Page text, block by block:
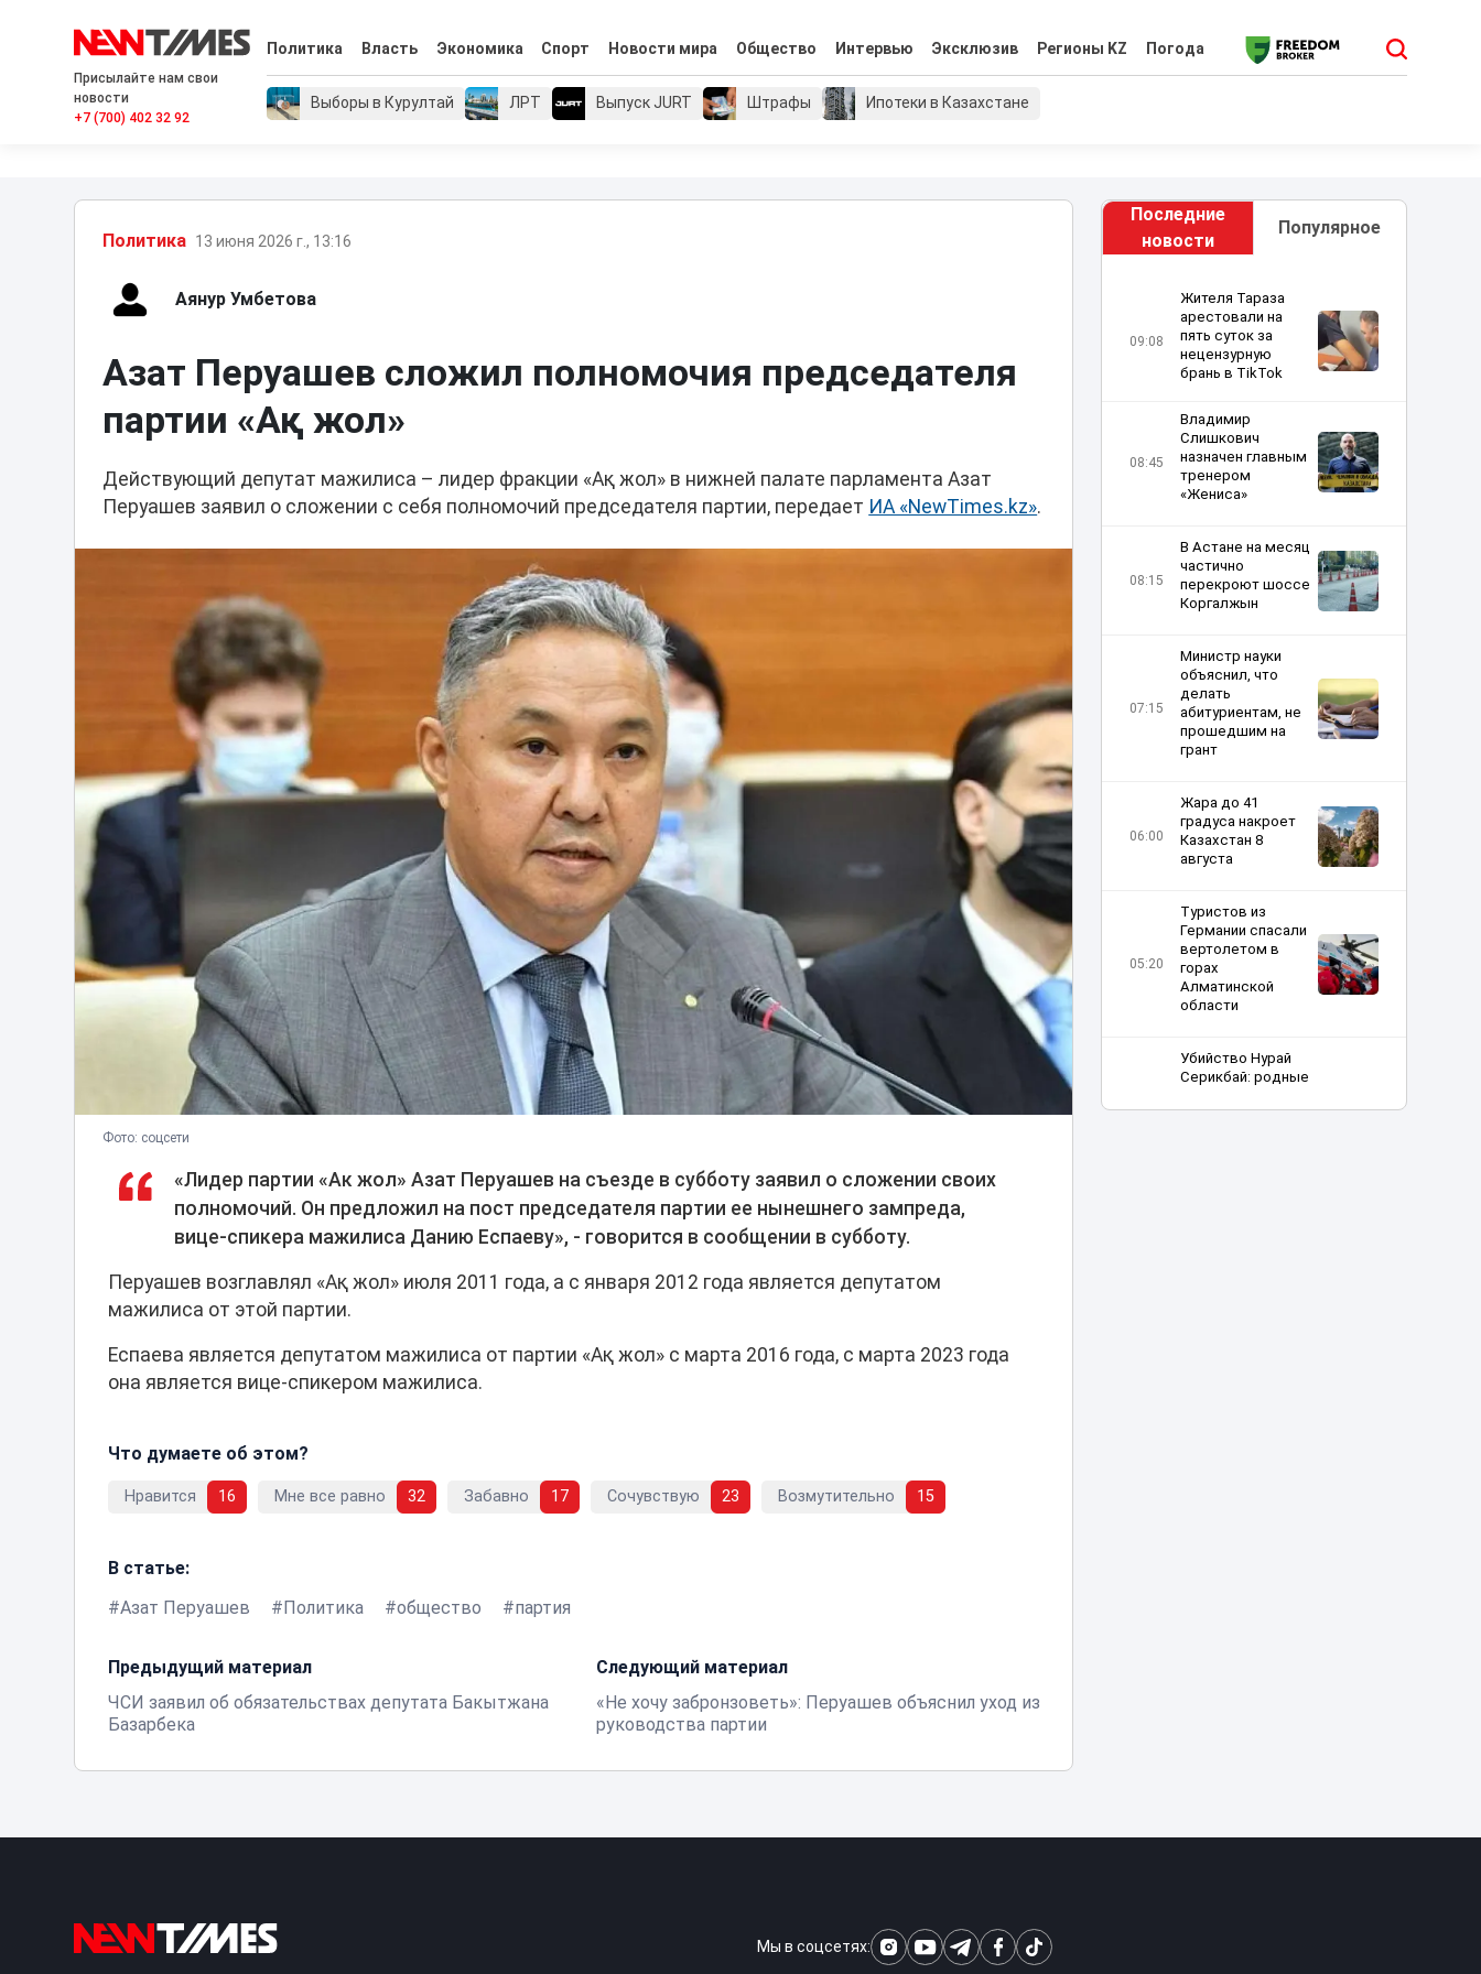
Присылайте нам свои
новости
+7 (700) 402 32 92
Политика Власть Экономика Спорт Новости мира Общество Интервью Эксклюзив Регионы KZ Погода
Выборы в Курултай ЛРТ Выпуск JURT Штрафы Ипотеки в Казахстане
Политика 13 июня 2026 г., 13:16
Аянур Умбетова
Азат Перуашев сложил полномочия председателя
партии «Ақ жол»
Действующий депутат мажилиса – лидер фракции «Ақ жол» в нижней палате парламента Азат
Перуашев заявил о сложении с себя полномочий председателя партии, передает ИА «NewTimes.kz».
Фото: соцсети
«Лидер партии «Ак жол» Азат Перуашев на съезде в субботу заявил о сложении своих
полномочий. Он предложил на пост председателя партии ее нынешнего зампреда,
вице-спикера мажилиса Данию Еспаеву», - говорится в сообщении в субботу.
Перуашев возглавлял «Ақ жол» июля 2011 года, а с января 2012 года является депутатом
мажилиса от этой партии.
Еспаева является депутатом мажилиса от партии «Ақ жол» с марта 2016 года, с марта 2023 года
она является вице-спикером мажилиса.
Что думаете об этом?
Нравится 16 Мне все равно 32 Забавно 17 Сочувствую 23 Возмутительно 15
В статье:
Азат Перуашев
Политика общество партия
Предыдущий материал
ЧСИ заявил об обязательствах депутата Бакытжана
Базарбека
Следующий материал
«Не хочу забронзоветь»: Перуашев объяснил уход из
руководства партии
Последние
новости
Популярное
09:08
Жителя Тараза
арестовали на
пять суток за
нецензурную
брань в TikTok
08:45
Владимир
Слишкович
назначен главным
тренером
«Жениса»
08:15
В Астане на месяц
частично
перекроют шоссе
Коргалжын
07:15
Министр науки
объяснил, что
делать
абитуриентам, не
прошедшим на
грант
06:00
Жара до 41
градуса накроет
Казахстан 8
августа
05:20
Туристов из
Германии спасали
вертолетом в
горах
Алматинской
области
Убийство Нурай
Серикбай: родные
запросили с
Мы в соцсетях: